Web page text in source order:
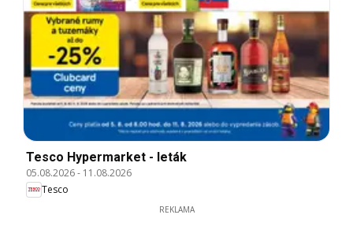
Tesco Hypermarket - leták
05.08.2026- 11.08.2026
Tesco
REKLAMA